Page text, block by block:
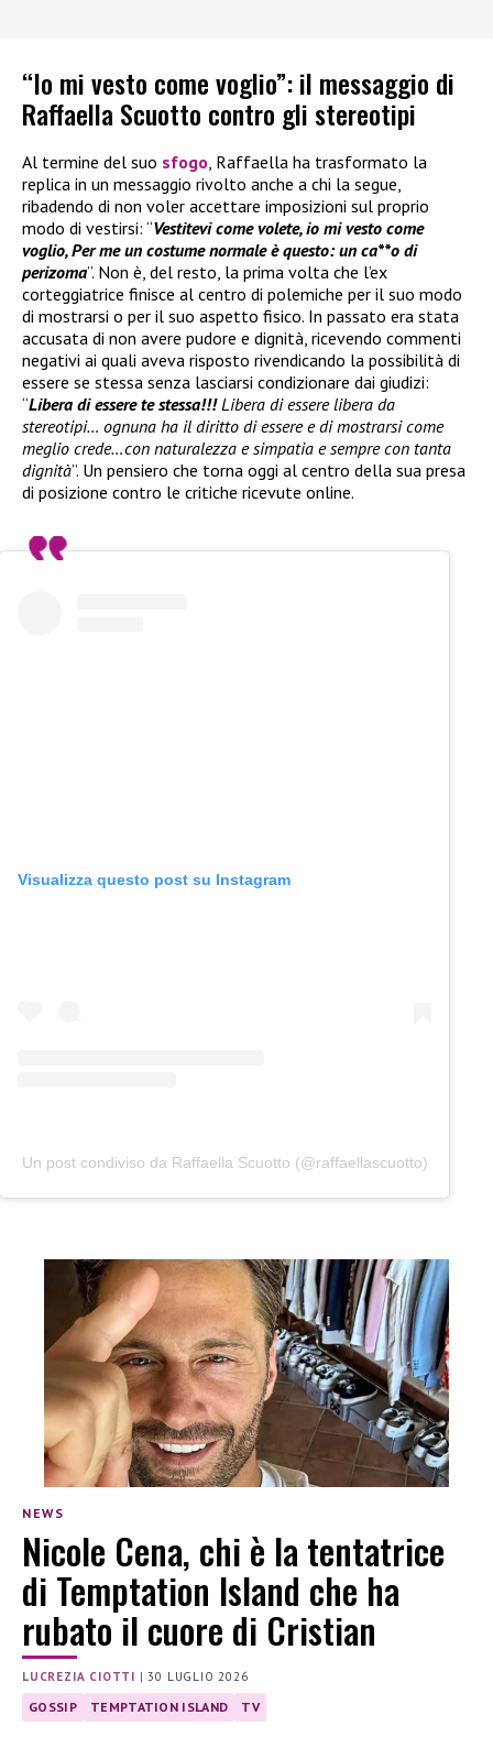
“Io mi vesto come voglio”: il messaggio di
Raffaella Scuotto contro gli stereotipi
Al termine del suo sfogo, Raffaella ha trasformato la
replica in un messaggio rivolto anche a chi la segue,
ribadendo di non voler accettare imposizioni sul proprio
modo di vestirsi: “Vestitevi come volete, io mi vesto come
voglio, Per me un costume normale è questo: un ca**o di
perizoma”. Non è, del resto, la prima volta che l’ex
corteggiatrice finisce al centro di polemiche per il suo modo
di mostrarsi o per il suo aspetto fisico. In passato era stata
accusata di non avere pudore e dignità, ricevendo commenti
negativi ai quali aveva risposto rivendicando la possibilità di
essere se stessa senza lasciarsi condizionare dai giudizi:
“Libera di essere te stessa!!!Libera di essere libera da
stereotipi… ognuna ha il diritto di essere e di mostrarsi come
meglio crede…con naturalezza e simpatia e sempre con tanta
dignità”. Un pensiero che torna oggi al centro della sua presa
di posizione contro le critiche ricevute online.
Visualizza questo post su Instagram
Un post condiviso da Raffaella Scuotto (@raffaellascuotto)
NEWS
Nicole Cena, chi è la tentatrice
di Temptation Island che ha
rubato il cuore di Cristian
LUCREZIA CIOTTI |30 LUGLIO 2026
GOSSIP TEMPTATION ISLAND TV